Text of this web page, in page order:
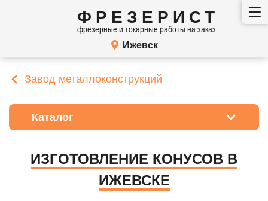
ФРЕЗЕРИСТ
фрезерные и токарные работы на заказ
Ижевск
Завод металлоконструкций
Каталог
ИЗГОТОВЛЕНИЕ КОНУСОВ В
ИЖЕВСКЕ